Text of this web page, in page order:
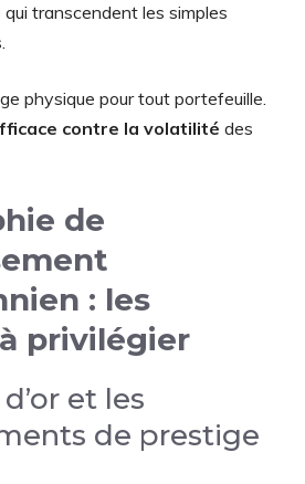
qui transcendent les simples
physique pour tout portefeuille.
contre la volatilité des
de
: les
privilégier
et les
de prestige